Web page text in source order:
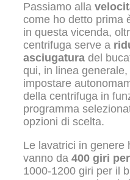
Passiamo alla
come ho detto prima
in questa vicenda,
centrifuga serve a
asciugatura del
qui, in linea
impostare
della centrifuga in
programma
opzioni di scelta.
Le lavatrici in genere
vanno da 400 giri
1000-1200 giri per il